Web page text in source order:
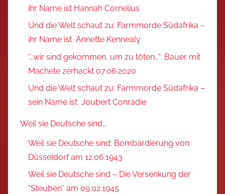
ihr Name ist Hannah Cornelius
Und die Welt schaut zu: Farmmorde Südafrika –
ihr Name ist Annette Kennealy
“…wir sind gekommen, um zu töten…”: Bauer mit
Machete zerhackt 07.06.2020
Und die Welt schaut zu: Farmmorde Südafrika –
sein Name ist Joubert Conradie
Weil sie Deutsche sind…
Weil sie Deutsche sind: Bombardierung von
Düsseldorf am 12.06.1943
Weil sie Deutsche sind – Die Versenkung der
“Steuben” am 09.02.1945